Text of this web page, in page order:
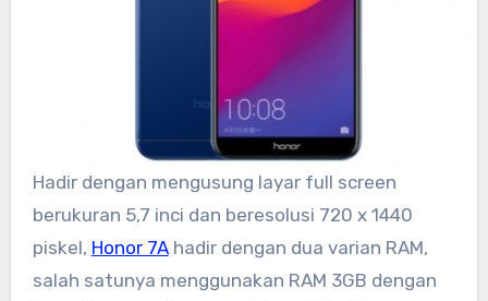
Hadir dengan mengusung layar full screen
berukuran 5,7 inci dan beresolusi 720 x 1440
piskel, Honor 7Ahadir dengan dua varian RAM,
salah satunya menggunakan RAM 3GB dengan